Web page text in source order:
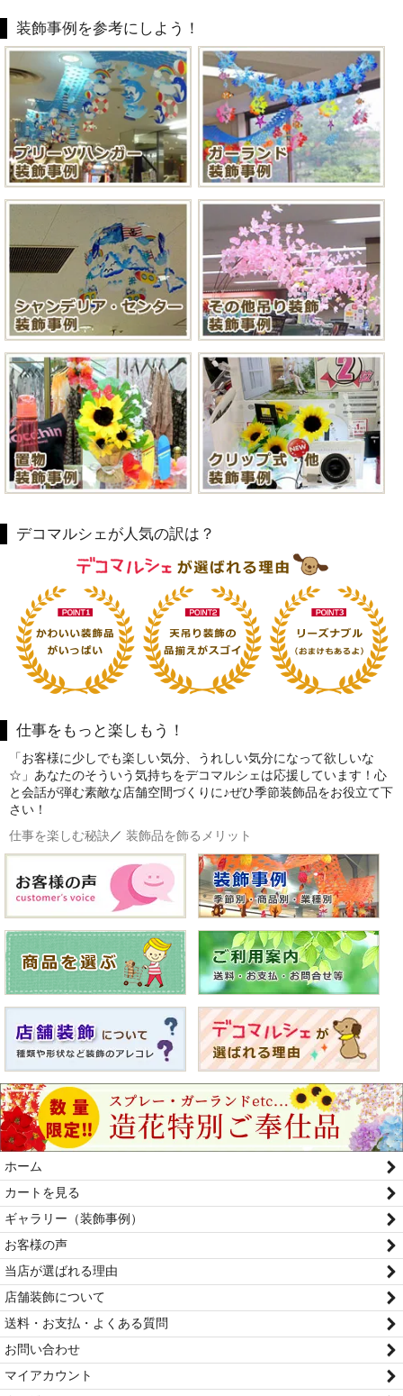
装飾事例を参考にしよう！
デコマルシェが人気の訳は？
仕事をもっと楽しもう！
「お客様に少しでも楽しい気分、うれしい気分になって欲しいな
☆」あなたのそういう気持ちをデコマルシェは応援しています！心
と会話が弾む素敵な店舗空間づくりに♪ぜひ季節装飾品をお役立て下
さい！
仕事を楽しむ秘訣／ 装飾品を飾るメリット
ホーム
カートを見る
ギャラリー（装飾事例）
お客様の声
当店が選ばれる理由
店舗装飾について
送料・お支払・よくある質問
お問い合わせ
マイアカウント